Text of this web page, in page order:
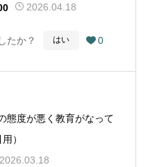
流れ終了されます。🅿️駐
正が必要かと思います。
ギリ車椅子入れるかもし
のは難しいかもしれませ
2026.04.18
たか？ はい  0
態度が悪く教育がなって
）
2026.03.18